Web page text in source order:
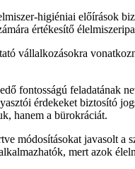
higiéniai előírások
értékesítő
vállalkozásokra
fontosságú feladatának
érdekeket biztosító
hanem a bürokráciát.
módosításokat javasolt
mert azok